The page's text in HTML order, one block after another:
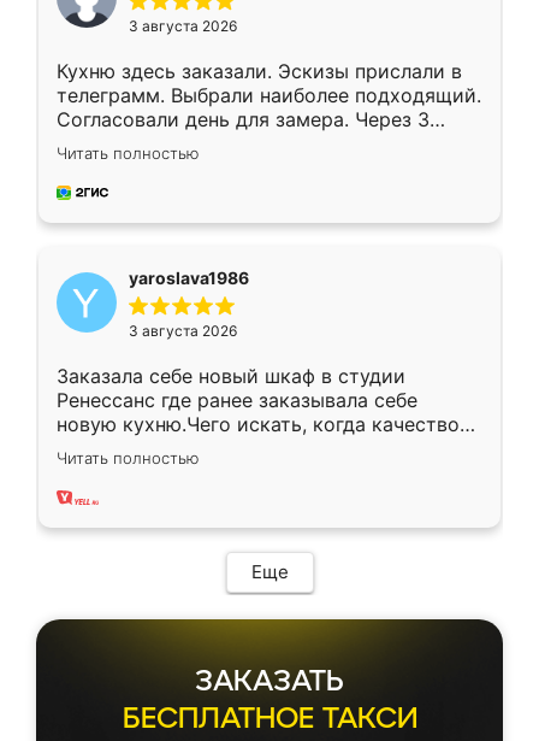
3 августа 2026
Кухню здесь заказали. Эскизы прислали в
телеграмм. Выбрали наиболее подходящий.
Согласовали день для замера. Через 3
недели кухня была уже готова. Остались
довольны работой. Спасибо Ренессанс
мебель за качественную работу!
Читать полностью
yaroslava1986
3 августа 2026
Заказала себе новый шкаф в студии
Ренессанс где ранее заказывала себе
новую кухню.Чего искать, когда качеством
вполне довольна. Служит кухня уже почти
два года, нареканий нет.
Читать полностью
Еще
ЗАКАЗАТЬ
БЕСПЛАТНОЕ ТАКСИ